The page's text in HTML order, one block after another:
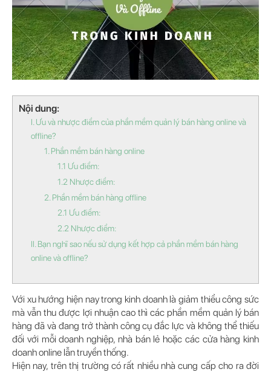
Nội dung:
I. Ưu và nhược điểm của phần mềm quản lý bán hàng online và
offline?
1. Phần mềm bán hàng online
1.1 Ưu điểm:
1.2 Nhược điểm:
2. Phần mềm bán hàng offline
2.1 Ưu điểm:
2.2 Nhược điểm:
II. Bạn nghĩ sao nếu sử dụng kết hợp cả phần mềm bán hàng
online và offline?
Với xu hướng hiện nay trong kinh doanh là giảm thiểu công sức
mà vẫn thu được lợi nhuận cao thì các phần mềm quản lý bán
hàng đã và đang trở thành công cụ đắc lực và không thể thiếu
đối với mỗi doanh nghiệp, nhà bán lẻ hoặc các cửa hàng kinh
doanh online lẫn truyền thống.
Hiện nay, trên thị trường có rất nhiều nhà cung cấp cho ra đời